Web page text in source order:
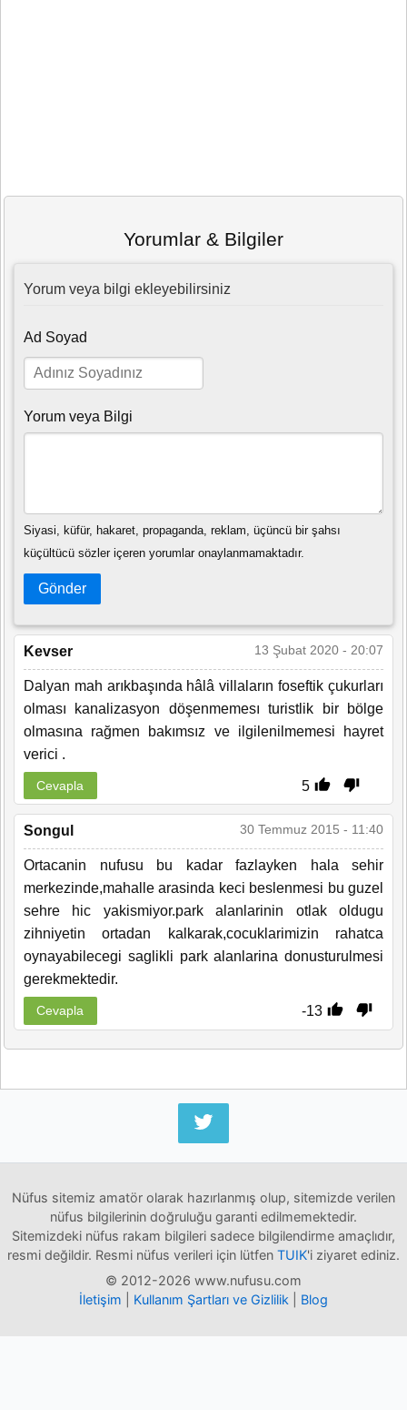
Yorumlar & Bilgiler
Yorum veya bilgi ekleyebilirsiniz
Ad Soyad
Yorum veya Bilgi
Siyasi, küfür, hakaret, propaganda, reklam, üçüncü bir şahsı
küçültücü sözler içeren yorumlar onaylanmamaktadır.
Gönder
Kevser 13 Şubat 2020 - 20:07
Dalyan mah arıkbaşında hâlâ villaların foseftik çukurları
olması kanalizasyon döşenmemesı turistlik bir bölge
olmasına rağmen bakımsız ve ilgilenilmemesi hayret
verici .
5
Cevapla
Songul 30 Temmuz 2015 - 11:40
Ortacanin nufusu bu kadar fazlayken hala sehir
merkezinde,mahalle arasinda keci beslenmesi bu guzel
sehre hic yakismiyor.park alanlarinin otlak oldugu
zihniyetin ortadan kalkarak,cocuklarimizin rahatca
oynayabilecegi saglikli park alanlarina donusturulmesi
gerekmektedir.
-13
Cevapla
Nüfus sitemiz amatör olarak hazırlanmış olup, sitemizde verilen
nüfus bilgilerinin doğruluğu garanti edilmemektedir.
Sitemizdeki nüfus rakam bilgileri sadece bilgilendirme amaçlıdır,
resmi değildir. Resmi nüfus verileri için lütfen TUIK'i ziyaret ediniz.
© 2012-2026 www.nufusu.com
İletişim
Kullanım Şartları ve Gizlilik Blog